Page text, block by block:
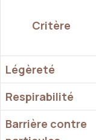
Critère
Légèreté
Respirabilité
Barrière contre